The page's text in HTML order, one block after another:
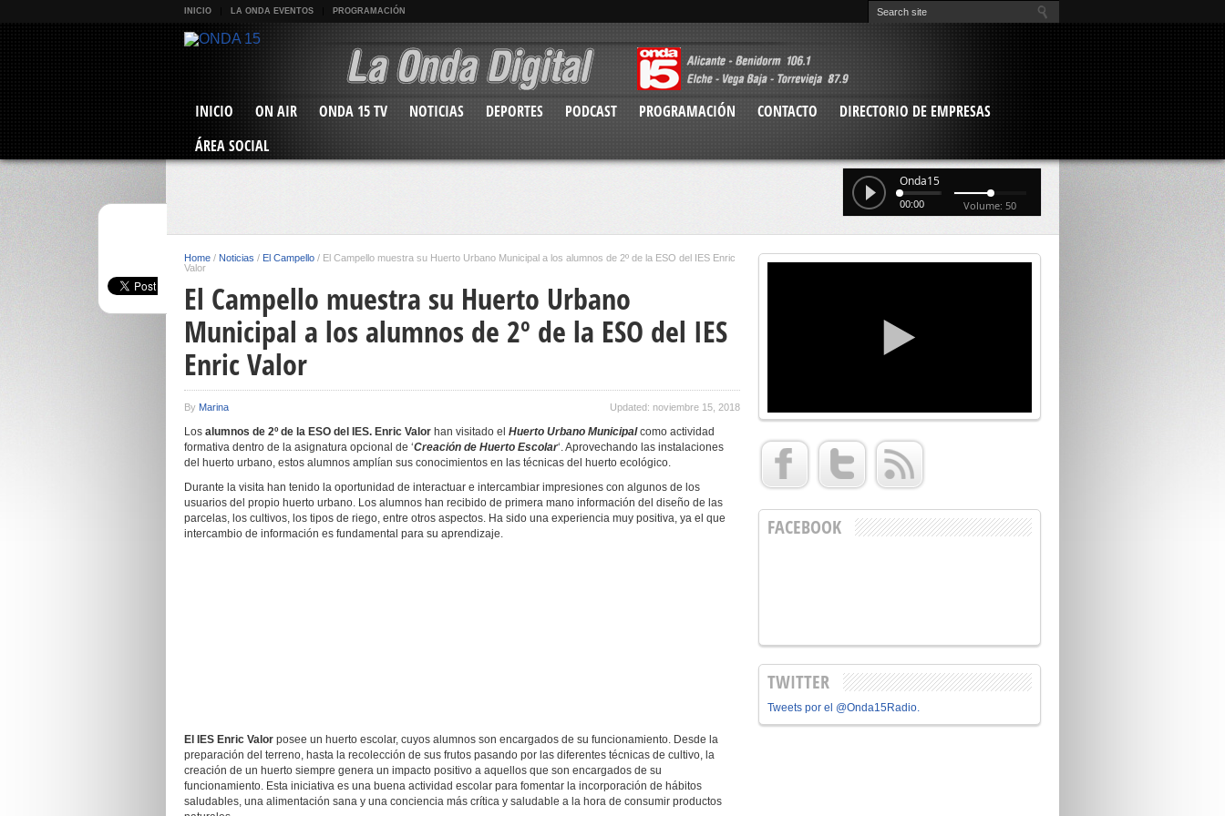
INICIO LA ONDA EVENTOS PROGRAMACIÓN
INICIO ON AIR ONDA 15 TV NOTICIAS DEPORTES PODCAST PROGRAMACIÓN CONTACTO
DIRECTORIO DE EMPRESAS
ÁREA SOCIAL
Onda15
00:00 Volume: 50
Home / Noticias / El Campello / El Campello muestra su Huerto Urbano Municipal a los alumnos de 2º de la ESO del IES Enric
Valor
El Campello muestra su Huerto Urbano
Municipal a los alumnos de 2º de la ESO del IES
Enric Valor
By Marina Updated: noviembre 15, 2018
Los alumnos de 2º de la ESO del IES. Enric Valor han visitado el Huerto Urbano Municipal como actividad
formativa dentro de la asignatura opcional de ‘Creación de Huerto Escolar‘. Aprovechando las instalaciones
del huerto urbano, estos alumnos amplían sus conocimientos en las técnicas del huerto ecológico.
Durante la visita han tenido la oportunidad de interactuar e intercambiar impresiones con algunos de los
usuarios del propio huerto urbano. Los alumnos han recibido de primera mano información del diseño de las
parcelas, los cultivos, los tipos de riego, entre otros aspectos. Ha sido una experiencia muy positiva, ya el que
intercambio de información es fundamental para su aprendizaje.
El IES Enric Valor posee un huerto escolar, cuyos alumnos son encargados de su funcionamiento. Desde la
preparación del terreno, hasta la recolección de sus frutos pasando por las diferentes técnicas de cultivo, la
creación de un huerto siempre genera un impacto positivo a aquellos que son encargados de su
funcionamiento. Esta iniciativa es una buena actividad escolar para fomentar la incorporación de hábitos
saludables, una alimentación sana y una conciencia más crítica y saludable a la hora de consumir productos
FACEBOOK
TWITTER
Tweets por el @Onda15Radio.